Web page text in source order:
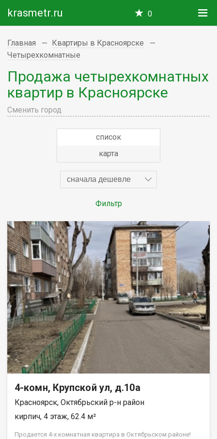
krasmetr.ru 0
Главная
Квартиры в Красноярске
Четырехкомнатные
Продажа четырехкомнатных
квартир в Красноярске
Сменить город
список
карта
сначала дешевле
Фильтр
4-комн, Крупской ул, д.10а
Красноярск, Октябрьский р-н район
кирпич, 4 этаж, 62.4 м²
Продается 4-х комнатная квартира в Октябрьском районе!